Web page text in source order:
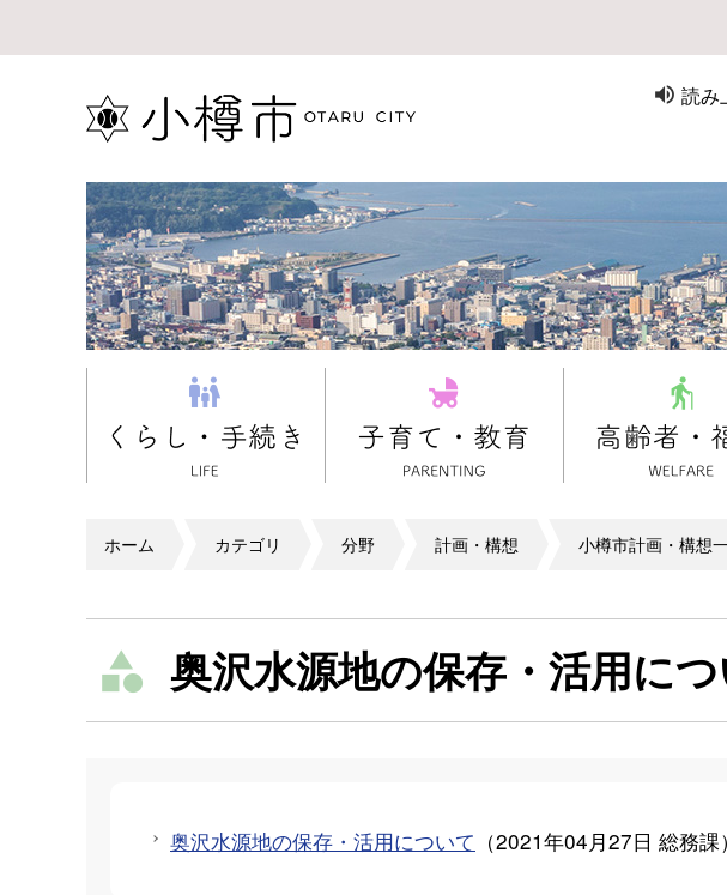
読み
ホーム カテゴリ 分野 計画・構想 小樽市計画・構想
奥沢水源地の保存・活用に
奥沢水源地の保存・活用について （2021年04月27日 総務課）